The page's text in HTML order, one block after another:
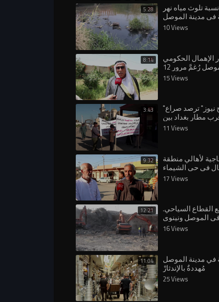
5:28 نسبة تلوث مياه نهر
في مدينة الموصل
محافظة نينوى يُقر
في مشاريع معالجة
10 Views
8:14 الإهمال الحكومي
لمدينة الموصل رُغمَّ مرور 12
سقوطها على يد
الإرهابي ومص
15 Views
3:43 "روج نيوز" ترصد صراع
مطار بغداد بين
وهيئة الاستثمار
11 Views
9:32 لأهالي منطقة
في حي الشيماء
الأيسر لمدينة
إحتجاجاً على الإن
17 Views
12:21 .⁣تلكؤ مشاريع القطاع السياحي
الموصل ونينوى
الدولي }
16 Views
11:04 في مدينة الموصل
مُهددةٌ بالإندثارْ
25 Views